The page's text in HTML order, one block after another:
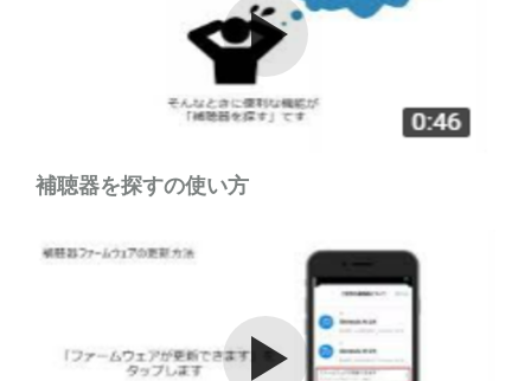
Watch the video
補聴器を探すの使い方
Watch the video